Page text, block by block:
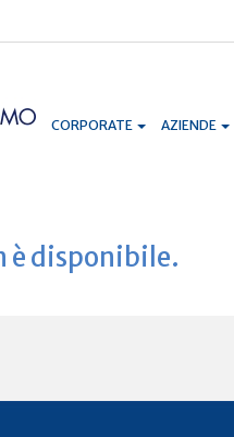
CORPORATE AZIENDE
è disponibile.